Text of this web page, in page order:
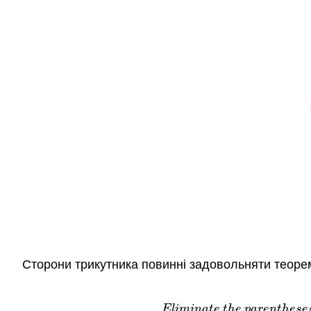
Сторони трикутника повинні задовольняти